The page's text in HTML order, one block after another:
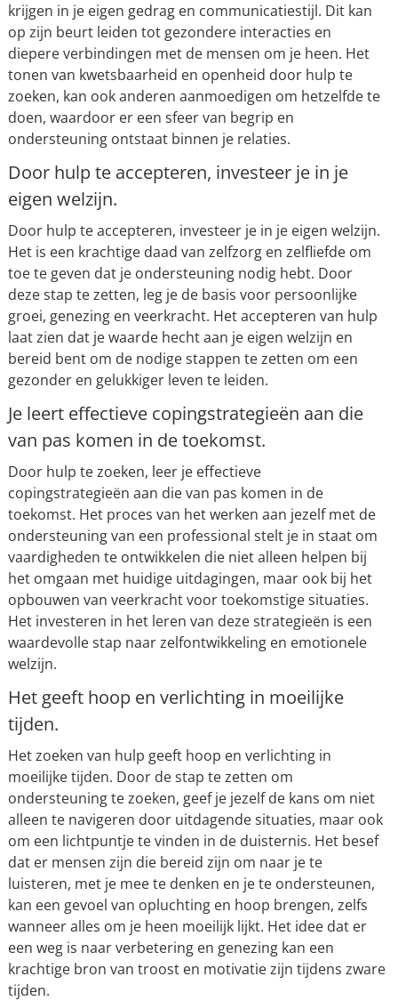
krijgen in je eigen gedrag en communicatiestijl. Dit kan
op zijn beurt leiden tot gezondere interacties en
diepere verbindingen met de mensen om je heen. Het
tonen van kwetsbaarheid en openheid door hulp te
zoeken, kan ook anderen aanmoedigen om hetzelfde te
doen, waardoor er een sfeer van begrip en
ondersteuning ontstaat binnen je relaties.
Door hulp te accepteren, investeer je in je
eigen welzijn.
Door hulp te accepteren, investeer je in je eigen welzijn.
Het is een krachtige daad van zelfzorg en zelfliefde om
toe te geven dat je ondersteuning nodig hebt. Door
deze stap te zetten, leg je de basis voor persoonlijke
groei, genezing en veerkracht. Het accepteren van hulp
laat zien dat je waarde hecht aan je eigen welzijn en
bereid bent om de nodige stappen te zetten om een
gezonder en gelukkiger leven te leiden.
Je leert effectieve copingstrategieën aan die
van pas komen in de toekomst.
Door hulp te zoeken, leer je effectieve
copingstrategieën aan die van pas komen in de
toekomst. Het proces van het werken aan jezelf met de
ondersteuning van een professional stelt je in staat om
vaardigheden te ontwikkelen die niet alleen helpen bij
het omgaan met huidige uitdagingen, maar ook bij het
opbouwen van veerkracht voor toekomstige situaties.
Het investeren in het leren van deze strategieën is een
waardevolle stap naar zelfontwikkeling en emotionele
welzijn.
Het geeft hoop en verlichting in moeilijke
tijden.
Het zoeken van hulp geeft hoop en verlichting in
moeilijke tijden. Door de stap te zetten om
ondersteuning te zoeken, geef je jezelf de kans om niet
alleen te navigeren door uitdagende situaties, maar ook
om een lichtpuntje te vinden in de duisternis. Het besef
dat er mensen zijn die bereid zijn om naar je te
luisteren, met je mee te denken en je te ondersteunen,
kan een gevoel van opluchting en hoop brengen, zelfs
wanneer alles om je heen moeilijk lijkt. Het idee dat er
een weg is naar verbetering en genezing kan een
krachtige bron van troost en motivatie zijn tijdens zware
tijden.